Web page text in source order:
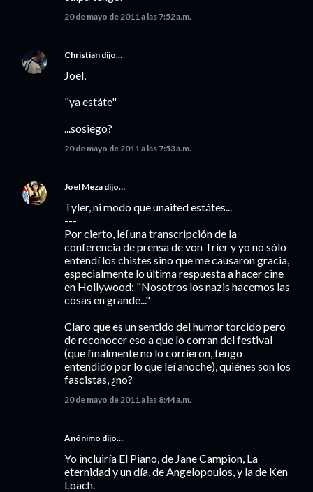
20 de mayo de 2011 a las 7:52 a.m.
Christian dijo…
Joel,
"ya estáte"
...sosiego?
20 de mayo de 2011 a las 7:53 a.m.
Joel Meza dijo…
Tyler, ni modo que unaited estátes...
---
Por cierto, leí una transcripción de la
conferencia de prensa de von Trier y yo no sólo
entendí los chistes sino que me causaron gracia,
especialmente lo última respuesta a hacer cine
en Hollywood: "Nosotros los nazis hacemos las
cosas en grande..."
Claro que es un sentido del humor torcido pero
de reconocer eso a que lo corran del festival
(que finalmente no lo corrieron, tengo
entendido por lo que leí anoche), quiénes son los
fascistas, ¿no?
20 de mayo de 2011 a las 8:44 a.m.
Anónimo dijo…
Yo incluiría El Piano, de Jane Campion, La
eternidad y un día, de Angelopoulos, y la de Ken
Loach.